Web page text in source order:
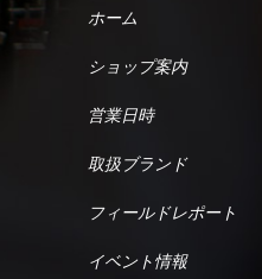
ホーム
ショップ案内
営業日時
取扱ブランド
フィールドレポート
イベント情報